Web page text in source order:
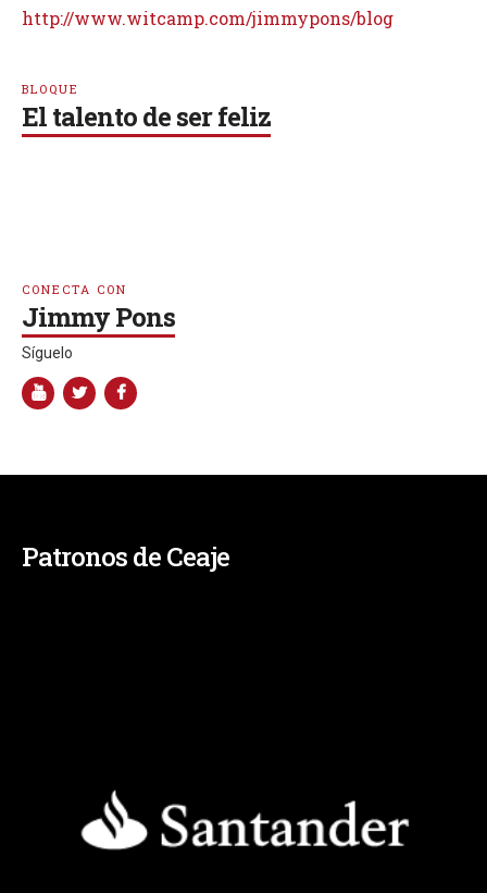
http://www.witcamp.com/jimmypons/blog
BLOQUE
El talento de ser feliz
CONECTA CON
Jimmy Pons
Síguelo
Patronos de Ceaje